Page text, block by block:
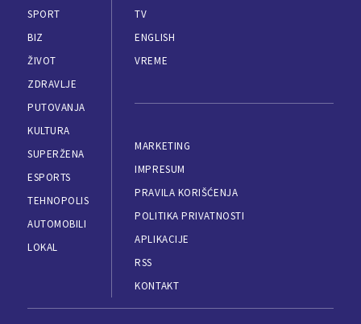
SPORT
BIZ
ŽIVOT
ZDRAVLJE
PUTOVANJA
KULTURA
SUPERŽENA
ESPORTS
TEHNOPOLIS
AUTOMOBILI
LOKAL
TV
ENGLISH
VREME
MARKETING
IMPRESUM
PRAVILA KORIŠĆENJA
POLITIKA PRIVATNOSTI
APLIKACIJE
RSS
KONTAKT